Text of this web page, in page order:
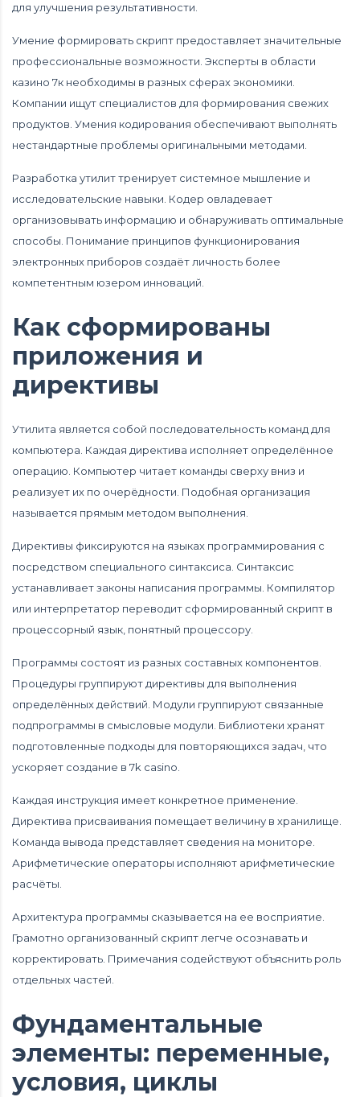
для улучшения результативности.
Умение формировать скрипт предоставляет значительные
профессиональные возможности. Эксперты в области
казино 7к необходимы в разных сферах экономики.
Компании ищут специалистов для формирования свежих
продуктов. Умения кодирования обеспечивают выполнять
нестандартные проблемы оригинальными методами.
Разработка утилит тренирует системное мышление и
исследовательские навыки. Кодер овладевает
организовывать информацию и обнаруживать оптимальные
способы. Понимание принципов функционирования
электронных приборов создаёт личность более
компетентным юзером инноваций.
Как сформированы
приложения и
директивы
Утилита является собой последовательность команд для
компьютера. Каждая директива исполняет определённое
операцию. Компьютер читает команды сверху вниз и
реализует их по очерёдности. Подобная организация
называется прямым методом выполнения.
Директивы фиксируются на языках программирования с
посредством специального синтаксиса. Синтаксис
устанавливает законы написания программы. Компилятор
или интерпретатор переводит сформированный скрипт в
процессорный язык, понятный процессору.
Программы состоят из разных составных компонентов.
Процедуры группируют директивы для выполнения
определённых действий. Модули группируют связанные
подпрограммы в смысловые модули. Библиотеки хранят
подготовленные подходы для повторяющихся задач, что
ускоряет создание в 7k casino.
Каждая инструкция имеет конкретное применение.
Директива присваивания помещает величину в хранилище.
Команда вывода представляет сведения на мониторе.
Арифметические операторы исполняют арифметические
расчёты.
Архитектура программы сказывается на ее восприятие.
Грамотно организованный скрипт легче осознавать и
корректировать. Примечания содействуют объяснить роль
отдельных частей.
Фундаментальные
элементы: переменные,
условия, циклы